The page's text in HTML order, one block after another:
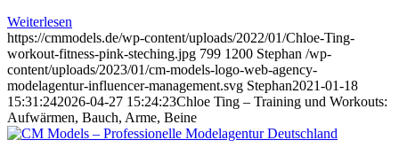
Weiterlesen
https://cmmodels.de/wp-content/uploads/2022/01/Chloe-Ting-
workout-fitness-pink-steching.jpg 799 1200 Stephan /wp-
content/uploads/2023/01/cm-models-logo-web-agency-
modelagentur-influencer-management.svg Stephan2021-01-18
15:31:242026-04-27 15:24:23Chloe Ting – Training und Workouts:
Aufwärmen, Bauch, Arme, Beine